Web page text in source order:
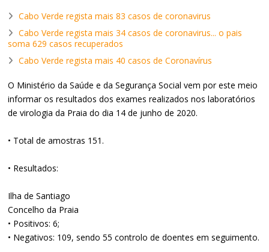
Cabo Verde regista mais 83 casos de coronavirus
Cabo Verde regista mais 34 casos de coronavirus... o pais
soma 629 casos recuperados
Cabo Verde regista mais 40 casos de Coronavírus
O Ministério da Saúde e da Segurança Social vem por este meio
informar os resultados dos exames realizados nos laboratórios
de virologia da Praia do dia 14 de junho de 2020.
• Total de amostras 151.
• Resultados:
Ilha de Santiago
Concelho da Praia
• Positivos: 6;
• Negativos: 109, sendo 55 controlo de doentes em seguimento.